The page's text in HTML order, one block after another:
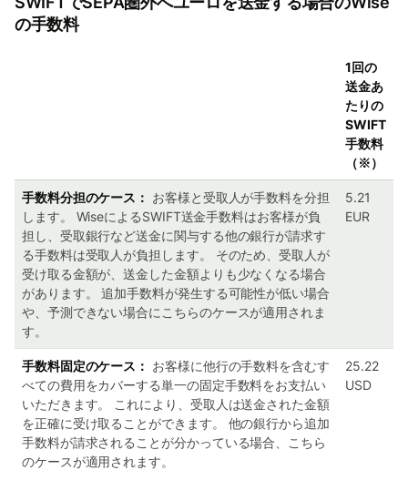
の手数料
1回の
送金あ
たりの
SWIFT
手数料
（※）
手数料分担のケース： お客様と受取人が手数料を分担
します。 WiseによるSWIFT送金手数料はお客様が負
担し、受取銀行など送金に関与する他の銀行が請求す
る手数料は受取人が負担します。 そのため、受取人が
受け取る金額が、送金した金額よりも少なくなる場合
があります。 追加手数料が発生する可能性が低い場合
や、予測できない場合にこちらのケースが適用されま
す。
5.21
EUR
手数料固定のケース： お客様に他行の手数料を含むす
べての費用をカバーする単一の固定手数料をお支払い
いただきます。 これにより、受取人は送金された金額
を正確に受け取ることができます。 他の銀行から追加
手数料が請求されることが分かっている場合、こちら
のケースが適用されます。
25.22
USD